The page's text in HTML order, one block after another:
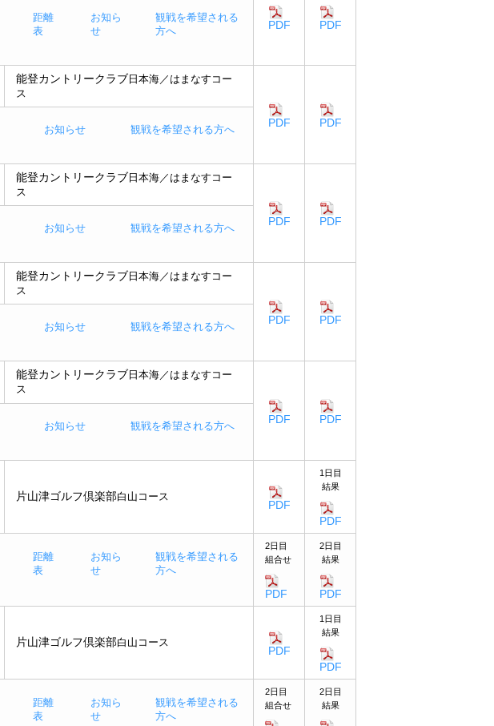
PDF PDF
距離
表
お知ら
せ
観戦を希望される
方へ
能登カントリークラブ 日本海／はまなすコー
ス
PDF PDF
お知らせ 観戦を希望される方へ
能登カントリークラブ 日本海／はまなすコー
ス
PDF PDF
お知らせ 観戦を希望される方へ
能登カントリークラブ 日本海／はまなすコー
ス
PDF PDF
お知らせ 観戦を希望される方へ
能登カントリークラブ 日本海／はまなすコー
ス
PDF PDF
お知らせ 観戦を希望される方へ
片山津ゴルフ倶楽部白山コース
PDF
1日目
結果
PDF
距離
表
お知ら
せ
観戦を希望される
方へ
2日目
組合せ
PDF
2日目
結果
PDF
片山津ゴルフ倶楽部白山コース
PDF
1日目
結果
PDF
距離
表
お知ら
せ
観戦を希望される
方へ
2日目
組合せ
2日目
結果